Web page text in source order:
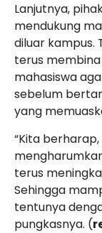
Lanjutnya,
mendukung
diluar kampus.
terus
mahasiswa
sebelum
yang
“Kita
terus
Sehingga
tentunya
pungkasnya. (